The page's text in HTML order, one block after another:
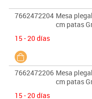
7662472204 Mesa
cm patas
15 - 20 días
7662472206 Mesa
cm patas
15 - 20 días